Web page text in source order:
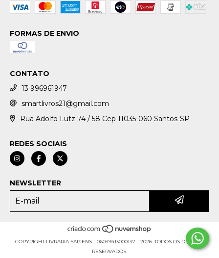
FORMAS DE ENVIO
CONTATO
13 996961947
smartlivros21@gmail.com
Rua Adolfo Lutz 74 / 58 Cep 11035-060 Santos-SP
REDES SOCIAIS
NEWSLETTER
COPYRIGHT LIVRARIA SAPIENS - 06049413000147 - 2026. TODOS OS DIREITOS
RESERVADOS.